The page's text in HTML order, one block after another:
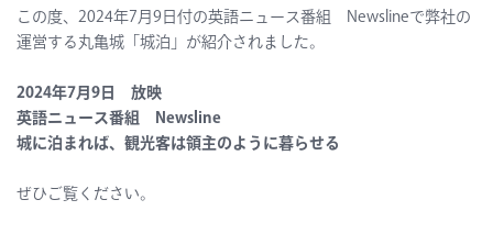
この度、2024年7月9日付の英語ニュース番組 Newslineで弊社の
運営する丸亀城「城泊」が紹介されました。
2024年7月9日 放映
英語ニュース番組 Newsline
城に泊まれば、観光客は領主のように暮らせる
ぜひご覧ください。